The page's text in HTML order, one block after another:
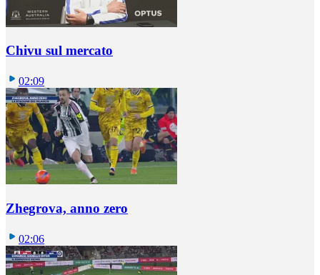
Chivu sul mercato
02:09
Zhegrova, anno zero
02:06